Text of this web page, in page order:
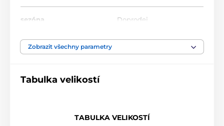
sezóna Doprodej
šíře chodidla
kůže
Zobrazit všechny parametry
Tabulka velikostí
TABULKA VELIKOSTÍ